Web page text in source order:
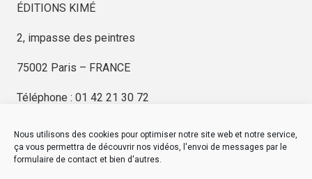
Nous utilisons des cookies pour optimiser notre site web et notre service,
ça vous permettra de découvrir nos vidéos, l'envoi de messages par le
formulaire de contact et bien d'autres.
ÉDITIONS KIMÉ
2, impasse des peintres
75002 Paris – FRANCE
Téléphone : 01 42 21 30 72